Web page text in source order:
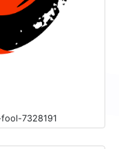
7328191